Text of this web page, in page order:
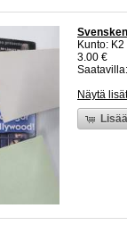
Kunto:
3.00 €
Näytä